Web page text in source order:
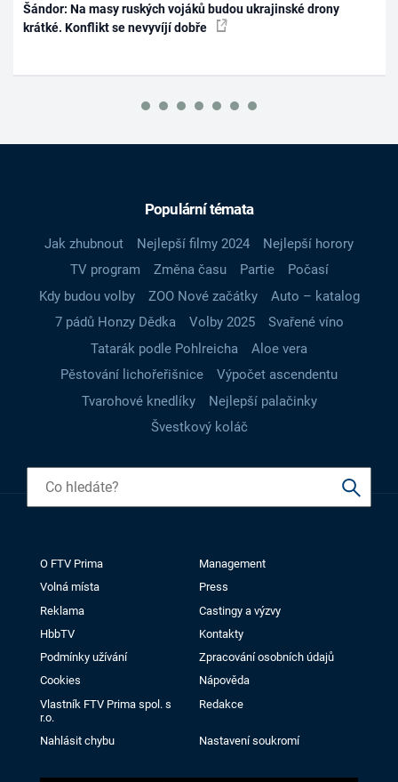
Šándor: Na masy ruských vojáků budou ukrajinské drony
krátké. Konflikt se nevyvíjí dobře
Populární témata
Jak zhubnout Nejlepší filmy 2024
Nejlepší horory
TV program
Změna času Partie
Počasí
Kdy budou volby
ZOO Nové začátky
Auto – katalog
7 pádů Honzy Dědka
Volby 2025
Svařené víno
Tatarák podle Pohlreicha
Aloe vera
Pěstování lichořeřišnice
Výpočet ascendentu
Tvarohové knedlíky
Nejlepší palačinky
Švestkový koláč
O FTV Prima
Management
Volná místa
Press
Reklama
Castingy a výzvy
HbbTV
Kontakty
Podmínky užívání
Zpracování osobních údajů
Cookies
Nápověda
Vlastník FTV Prima spol. s
r.o.
Redakce
Nahlásit chybu Nastavení soukromí